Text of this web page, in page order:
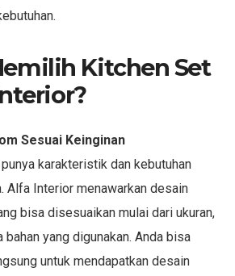
Kitchen Set
Sesuai Keinginan
karakteristik dan kebutuhan
Alfa Interior menawarkan desain
bisa disesuaikan mulai dari ukuran,
bahan yang digunakan. Anda bisa
untuk mendapatkan desain